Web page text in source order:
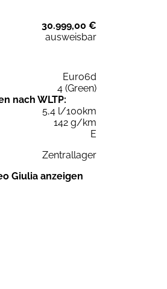
30.999,00 €
ausweisbar
Euro6d
4 (Green)
nach WLTP:
5,4 l/100km
142 g/km
E
Zentrallager
Giulia anzeigen